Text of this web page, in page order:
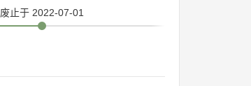
废止于 2022-07-01